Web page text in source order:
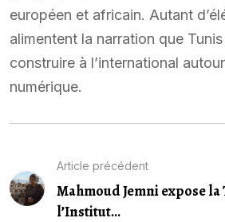
européen et africain. Autant
alimentent la narration que
construire à l’international
numérique.
Article précédent
Mahmoud Jemni expose
l’Institut...